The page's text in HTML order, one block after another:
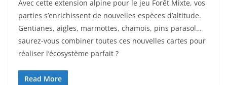
Avec cette extension alpine pour le jeu Forêt Mixte, vos
parties s’enrichissent de nouvelles espèces d’altitude.
Gentianes, aigles, marmottes, chamois, pins parasol…
saurez-vous combiner toutes ces nouvelles cartes pour
réaliser l’écosystème parfait ?
Read More